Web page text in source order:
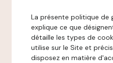
La présente politique de
explique ce que
détaille les types de
utilise sur le Site et
disposez en matière